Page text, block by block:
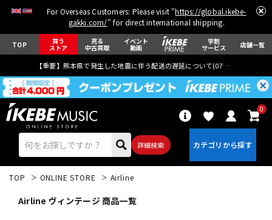
For Overseas Customers: Please visit "https://global.ikebe-
gakki.com/" for direct international shipping.
TOP 買う
ストア
売る
中古買取
イベント
動画
学割
サービス 店舗一覧
【重要】熊本県で発生した地震に伴う配送の遅延について(07月29日
詳細検索
0
TOP ONLINE STORE Airline
Airline ヴィンテージ 商品一覧